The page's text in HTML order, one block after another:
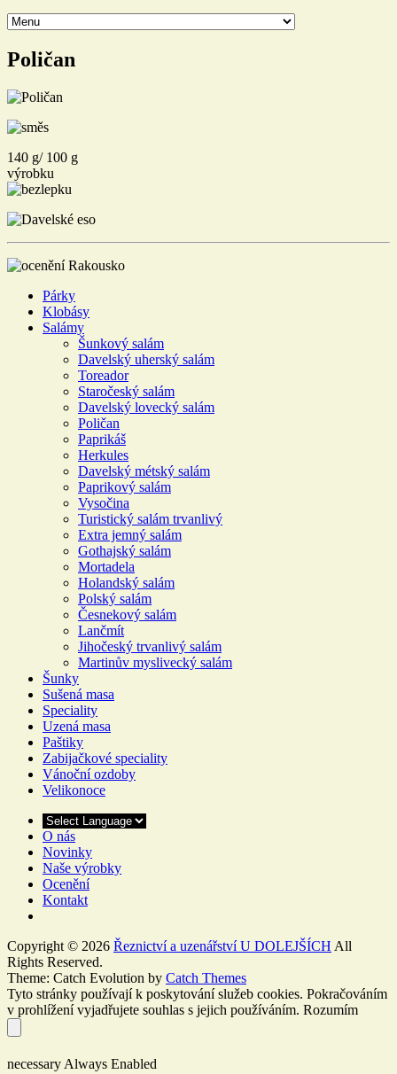
Poličan
140 g/ 100 g
výrobku
Párky
Klobásy
Salámy
Šunkový salám
Davelský uherský salám
Toreador
Staročeský salám
Davelský lovecký salám
Poličan
Paprikáš
Herkules
Davelský métský salám
Paprikový salám
Vysočina
Turistický salám trvanlivý
Extra jemný salám
Gothajský salám
Mortadela
Holandský salám
Polský salám
Česnekový salám
Lančmít
Jihočeský trvanlivý salám
Martinův myslivecký salám
Šunky
Sušená masa
Speciality
Uzená masa
Paštiky
Zabijačkové speciality
Vánoční ozdoby
Velikonoce
O nás
Novinky
Naše výrobky
Ocenění
Kontakt
Copyright © 2026 Řeznictví a uzenářství U DOLEJŠÍCH All
Rights Reserved.
Theme: Catch Evolution by Catch Themes
Tyto stránky používají k poskytování služeb cookies. Pokračováním
v prohlížení vyjadřujete souhlas s jejich používáním. Rozumím
necessary Always Enabled